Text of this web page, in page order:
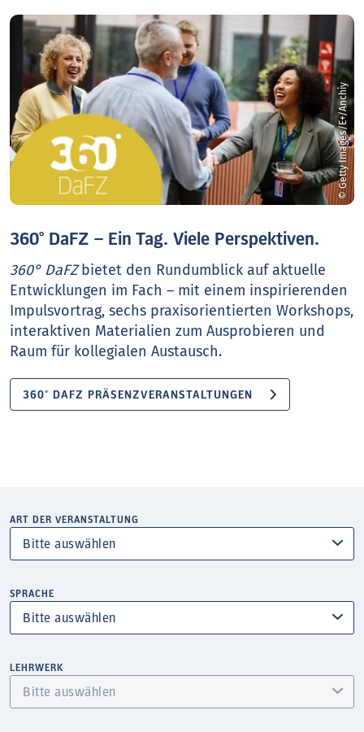
© Getty Images/E+/Anchiy
360° DaFZ – Ein Tag. Viele Perspektiven.
360° DaFZbietet den Rundumblick auf aktuelle
Entwicklungen im Fach – mit einem inspirierenden
Impulsvortrag, sechs praxisorientierten Workshops,
interaktiven Materialien zum Ausprobieren und
Raum für kollegialen Austausch.
360° DAFZ PRÄSENZVERANSTALTUNGEN
ART DER VERANSTALTUNG
SPRACHE
LEHRWERK